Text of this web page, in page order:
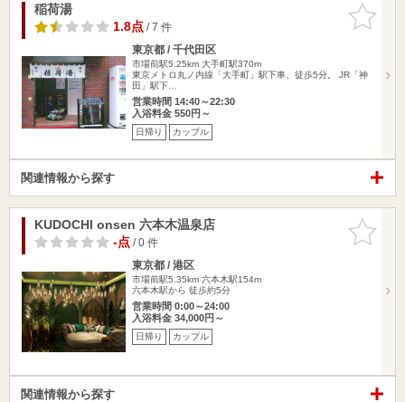
お気に入
りに追加
稲荷湯
1.8点/ 7 件
東京都 / 千代田区
市場前駅5.25km 大手町駅370m
東京メトロ丸ノ内線「大手町」駅下車、徒歩5分。 JR「神
田」駅下…
営業時間 14:40～22:30
入浴料金 550円～
日帰り カップル
関連情報から探す
お気に入
りに追加
KUDOCHI onsen 六本木温泉店
-点/ 0 件
東京都 / 港区
市場前駅5.35km 六本木駅154m
六本木駅から 徒歩約5分
営業時間 0:00～24:00
入浴料金 34,000円～
日帰り カップル
関連情報から探す